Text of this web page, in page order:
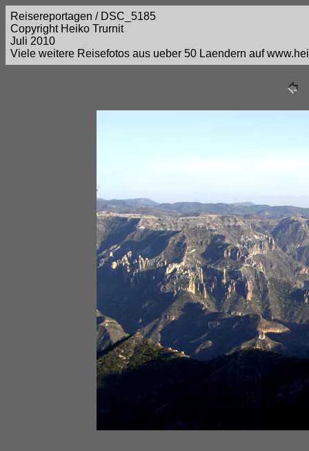
Reisereportagen / DSC_5185
Copyright Heiko Trurnit
Juli 2010
Viele weitere Reisefotos aus ueber 50 Laendern auf